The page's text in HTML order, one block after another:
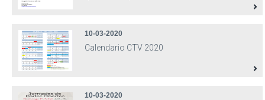
10-03-2020
Calendario CTV 2020
10-03-2020